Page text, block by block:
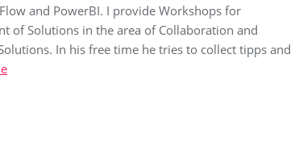
and PowerBI. I provide Workshops for
of Solutions in the area of Collaboration and
In his free time he tries to collect tipps and